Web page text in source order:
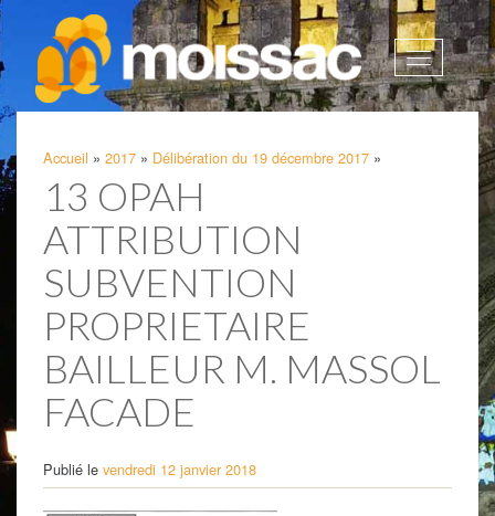
Afficher
la
Accueil » 2017 » Délibération du 19 décembre 2017 »
13 OPAH
ATTRIBUTION
SUBVENTION
PROPRIETAIRE
BAILLEUR M. MASSOL
FACADE
Publié le vendredi 12 janvier 2018